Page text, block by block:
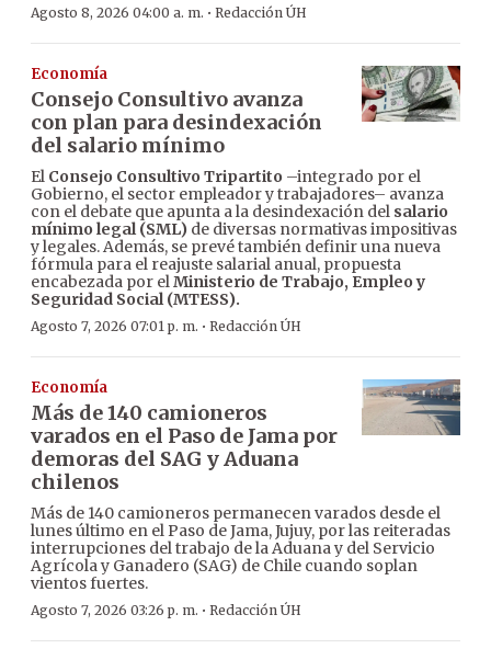
Agosto 8, 2026 04:00 a. m. · Redacción ÚH
Economía
Consejo Consultivo avanza
con plan para desindexación
del salario mínimo
El Consejo Consultivo Tripartito –integrado por el
Gobierno, el sector empleador y trabajadores– avanza
con el debate que apunta a la desindexación del salario
mínimo legal (SML) de diversas normativas impositivas
y legales. Además, se prevé también definir una nueva
fórmula para el reajuste salarial anual, propuesta
encabezada por elMinisterio de Trabajo, Empleo y
Seguridad Social (MTESS).
Agosto 7, 2026 07:01 p. m. · Redacción ÚH
Economía
Más de 140 camioneros
varados en el Paso de Jama por
demoras del SAG y Aduana
chilenos
Más de 140 camioneros permanecen varados desde el
lunes último en el Paso de Jama, Jujuy, por las reiteradas
interrupciones del trabajo de la Aduana y del Servicio
Agrícola y Ganadero (SAG) de Chile cuando soplan
vientos fuertes.
Agosto 7, 2026 03:26 p. m. · Redacción ÚH